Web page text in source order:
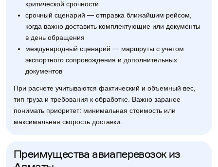
критической срочности
срочный сценарий — отправка ближайшим рейсом,
когда важно доставить комплектующие или документы
в день обращения
международный сценарий — маршруты с учетом
экспортного сопровождения и дополнительных
документов
При расчете учитываются фактический и объемный вес,
тип груза и требования к обработке. Важно заранее
понимать приоритет: минимальная стоимость или
максимальная скорость доставки.
Преимущества авиаперевозок из